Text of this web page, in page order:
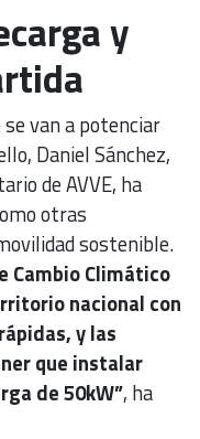
y
van a potenciar
Daniel Sánchez,
de AVVE, ha
otras
sostenible.
Cambio Climático
nacional con
y las
que instalar
de 50kW”, ha